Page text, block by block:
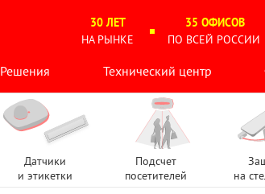
30 ЛЕТ
НА РЫНКЕ
35 ОФИСОВ
ПО ВСЕЙ РОССИИ
Решения Технический центр
Датчики
и этикетки
Подсчет
посетителей
на